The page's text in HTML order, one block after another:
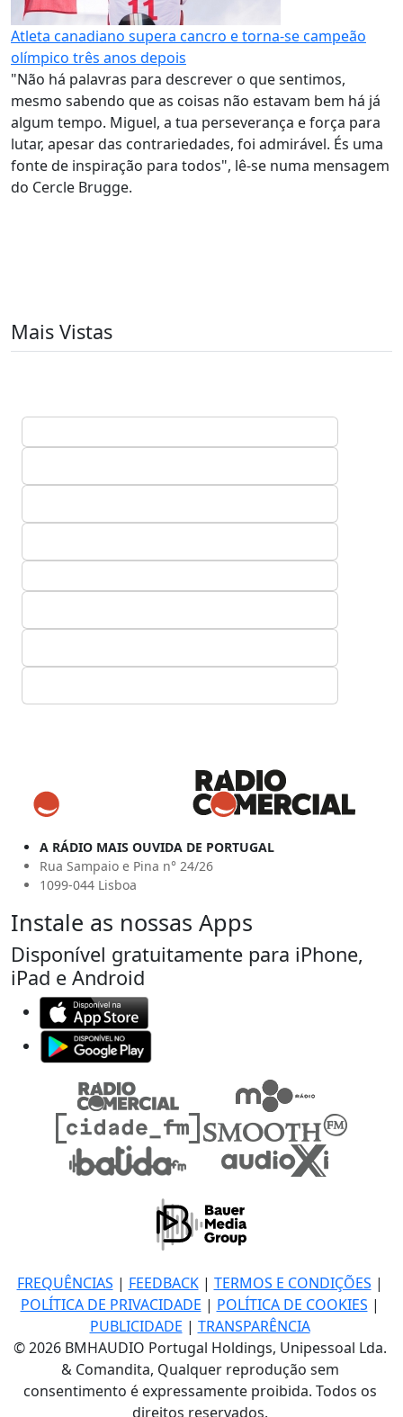
Atleta canadiano supera cancro e torna-se campeão
olímpico três anos depois
"Não há palavras para descrever o que sentimos,
mesmo sabendo que as coisas não estavam bem há já
algum tempo. Miguel, a tua perseverança e força para
lutar, apesar das contrariedades, foi admirável. És uma
fonte de inspiração para todos", lê-se numa mensagem
do Cercle Brugge.
Mais Vistas
A RÁDIO MAIS OUVIDA DE PORTUGAL
Rua Sampaio e Pina n° 24/26
1099-044 Lisboa
Instale as nossas Apps
Disponível gratuitamente para iPhone,
iPad e Android
FREQUÊNCIAS | FEEDBACK| TERMOS E CONDIÇÕES |
POLÍTICA DE PRIVACIDADE | POLÍTICA DE COOKIES |
PUBLICIDADE | TRANSPARÊNCIA
© 2026 BMHAUDIO Portugal Holdings, Unipessoal Lda.
& Comandita, Qualquer reprodução sem
consentimento é expressamente proibida. Todos os
direitos reservados.